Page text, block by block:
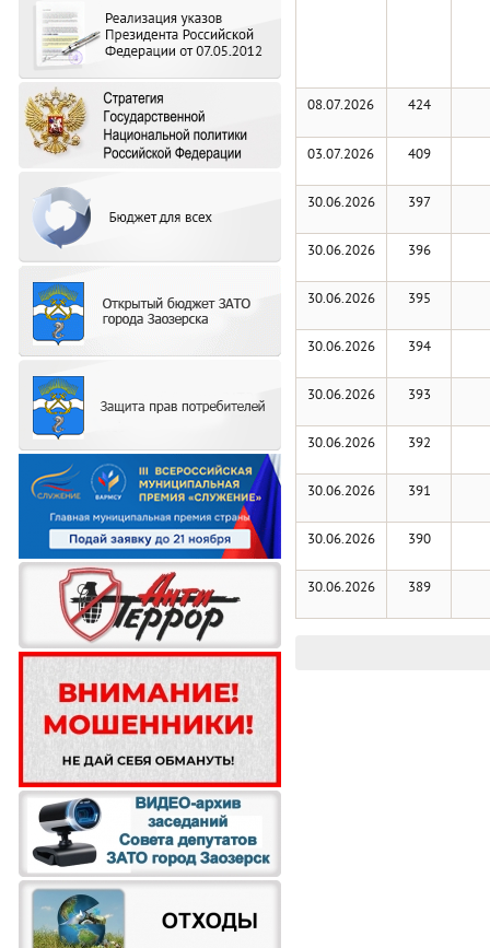
08.07.2026 424
03.07.2026 409
30.06.2026 397
30.06.2026 396
30.06.2026 395
30.06.2026 394
30.06.2026 393
30.06.2026 392
30.06.2026 391
30.06.2026 390
30.06.2026 389